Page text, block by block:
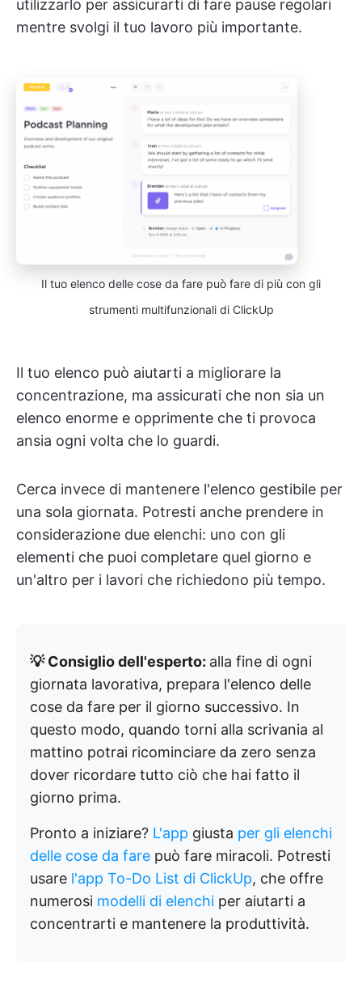
utilizzarlo per assicurarti di fare pause regolari
mentre svolgi il tuo lavoro più importante.
Il tuo elenco delle cose da fare può fare di più con gli
strumenti multifunzionali di ClickUp
Il tuo elenco può aiutarti a migliorare la
concentrazione, ma assicurati che non sia un
elenco enorme e opprimente che ti provoca
ansia ogni volta che lo guardi.
Cerca invece di mantenere l'elenco gestibile per
una sola giornata. Potresti anche prendere in
considerazione due elenchi: uno con gli
elementi che puoi completare quel giorno e
un'altro per i lavori che richiedono più tempo.
💡 Consiglio dell'esperto: alla fine di ogni
giornata lavorativa, prepara l'elenco delle
cose da fare per il giorno successivo. In
questo modo, quando torni alla scrivania al
mattino potrai ricominciare da zero senza
dover ricordare tutto ciò che hai fatto il
giorno prima.
Pronto a iniziare? L'app giusta per gli elenchi
delle cose da fare può fare miracoli. Potresti
usare l'app To-Do List di ClickUp, che offre
numerosi modelli di elenchi per aiutarti a
concentrarti e mantenere la produttività.